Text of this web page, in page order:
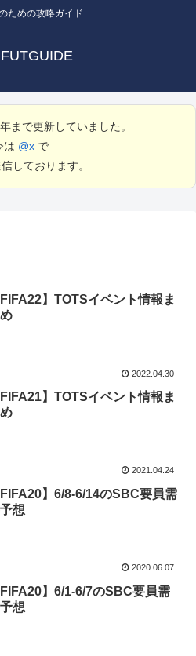
ための攻略ガイド
まで更新していました。
は @xで
しております。
FIFA22】TOTSイベント情報ま
2022.04.30
FIFA21】TOTSイベント情報ま
2021.04.24
FIFA20】6/8-6/14のSBC要員需
想
2020.06.07
FIFA20】6/1-6/7のSBC要員需
想